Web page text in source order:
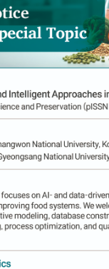
v
i
g
t
o
세
질 축적
stress
HepG2
using the website,